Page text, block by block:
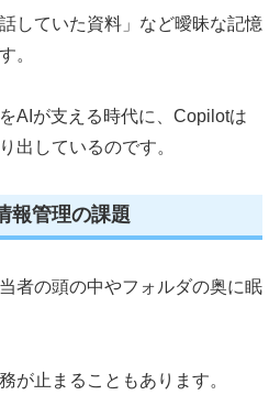
していた資料」など曖昧な記憶
。
AIが支える時代に、Copilotは
出しているのです。
報管理の課題
者の頭の中やフォルダの奥に眠
が止まることもあります。